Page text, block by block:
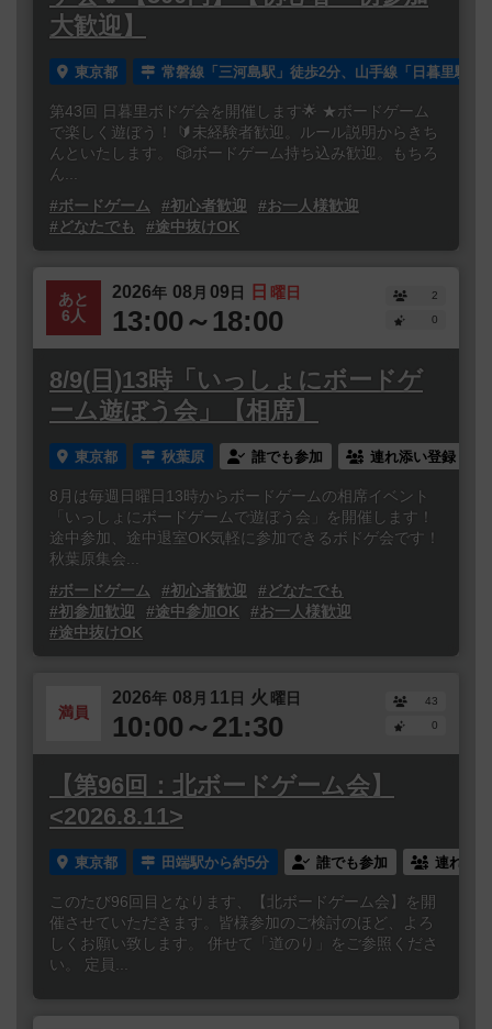
大歓迎】
東京都 常磐線「三河島駅」徒歩2分、山手線「日暮里駅」
第43回 日暮里ボドゲ会を開催します🌟 ★ボードゲーム
で楽しく遊ぼう！ 🔰未経験者歓迎。ルール説明からきち
んといたします。 🎲ボードゲーム持ち込み歓迎。もちろ
ん...
#ボードゲーム
#初心者歓迎
#お一人様歓迎
#どなたでも
#途中抜けOK
あと
6人
2026年 08 月 09日 日 曜日
13:00～18:00
2
0
8/9(日)13時「いっしょにボードゲ
ーム遊ぼう会」【相席】
東京都 秋葉原 誰でも参加 連れ添い登録
8月は毎週日曜日13時からボードゲームの相席イベント
「いっしょにボードゲームで遊ぼう会」を開催します！
途中参加、途中退室OK気軽に参加できるボドゲ会です！
秋葉原集会...
#ボードゲーム
#初心者歓迎
#どなたでも
#初参加歓迎
#途中参加OK
#お一人様歓迎
#途中抜けOK
満員
2026年 08 月 11日 火 曜日
10:00～21:30
43
0
【第96回：北ボードゲーム会】
<2026.8.11>
東京都 田端駅から約5分 誰でも参加 連れ添
このたび96回目となります、【北ボードゲーム会】を開
催させていただきます。皆様参加のご検討のほど、よろ
しくお願い致します。 併せて「道のり」をご参照くださ
い。 定員...